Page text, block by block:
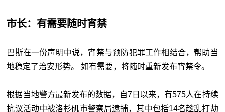
市长：有需要随时宵禁
巴斯在一份声明中说，宵禁与预防犯罪工作相结合，帮助当
地稳定了治安形势。 如有需要，将随时重新发布宵禁令。
根据当地警方最新发布的数据，自7日以来，有575人在持续
抗议活动中被洛杉矶市警察局逮捕，其中包括14名趁乱打劫